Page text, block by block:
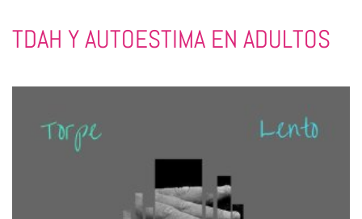
TDAH Y AUTOESTIMA EN ADULTOS